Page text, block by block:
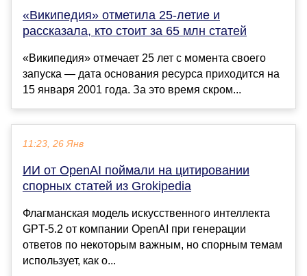
«Википедия» отметила 25-летие и
рассказала, кто стоит за 65 млн статей
«Википедия» отмечает 25 лет с момента своего
запуска — дата основания ресурса приходится на
15 января 2001 года. За это время скром...
11:23, 26 Янв
ИИ от OpenAI поймали на цитировании
спорных статей из Grokipedia
Флагманская модель искусственного интеллекта
GPT-5.2 от компании OpenAI при генерации
ответов по некоторым важным, но спорным темам
использует, как о...